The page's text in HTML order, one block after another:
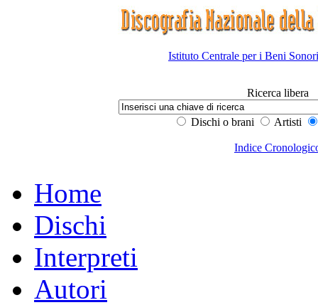
Istituto Centrale per i Beni
Ricerca libera
Dischi o brani Artisti
Indice
Home
Dischi
Interpreti
Autori